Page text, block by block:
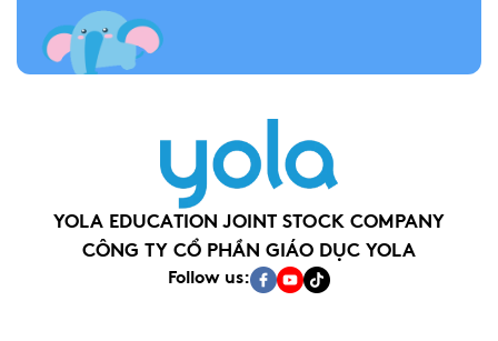
YOLA EDUCATION JOINT STOCK COMPANY
CÔNG TY CỔ PHẦN GIÁO DỤC YOLA
Follow us: